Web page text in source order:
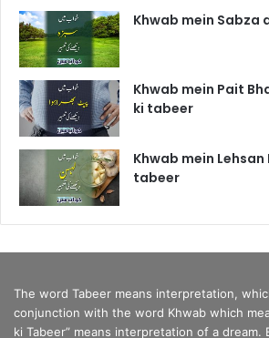
Khwab mein Sabza
Khwab mein Pait
ki tabeer
Khwab mein
tabeer
The word Tabeer means interpretation,
conjunction with the word Khwab which
ki Tabeer” means interpretation of a dream.